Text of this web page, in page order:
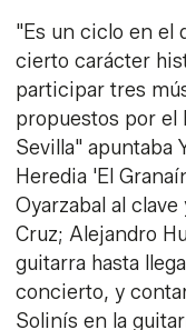
"Es un ciclo en el
cierto carácter
participar tres
propuestos por el
Sevilla" apuntaba
Heredia 'El
Oyarzabal al
Cruz; Alejandro
guitarra hasta
concierto, y
Solinís en la